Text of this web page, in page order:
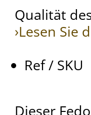
Qualität
›Lesen Sie
Ref / SKU
Dieser